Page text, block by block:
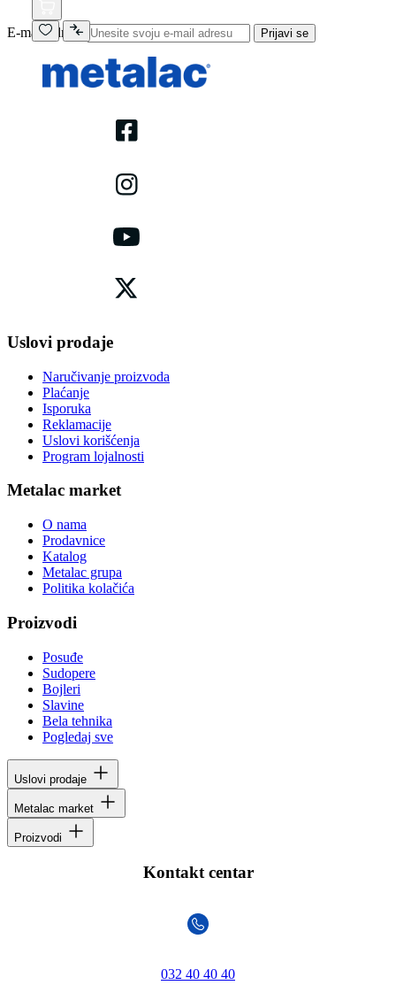
E-mail adresa Prijavi se
Uslovi prodaje
Naručivanje proizvoda
Plaćanje
Isporuka
Reklamacije
Uslovi korišćenja
Program lojalnosti
Metalac market
O nama
Prodavnice
Katalog
Metalac grupa
Politika kolačića
Proizvodi
Posuđe
Sudopere
Bojleri
Slavine
Bela tehnika
Pogledaj sve
Uslovi prodaje
Metalac market
Proizvodi
Kontakt centar
032 40 40 40